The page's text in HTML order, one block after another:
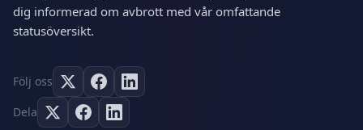
dig informerad om avbrott med vår omfattande
statusöversikt.
Följ oss
Dela